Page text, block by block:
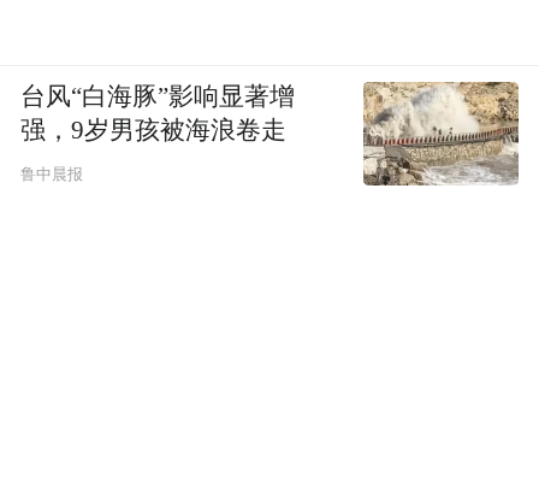
台风“白海豚”影响显著增
强，9岁男孩被海浪卷走
鲁中晨报